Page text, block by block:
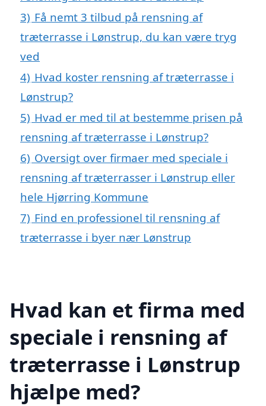
3) Få nemt 3 tilbud på rensning af
træterrasse i Lønstrup, du kan være tryg
ved
4) Hvad koster rensning af træterrasse i
Lønstrup?
5) Hvad er med til at bestemme prisen på
rensning af træterrasse i Lønstrup?
6) Oversigt over firmaer med speciale i
rensning af træterrasser i Lønstrup eller
hele Hjørring Kommune
7) Find en professionel til rensning af
træterrasse i byer nær Lønstrup
Hvad kan et firma med
speciale i rensning af
træterrasse i Lønstrup
hjælpe med?